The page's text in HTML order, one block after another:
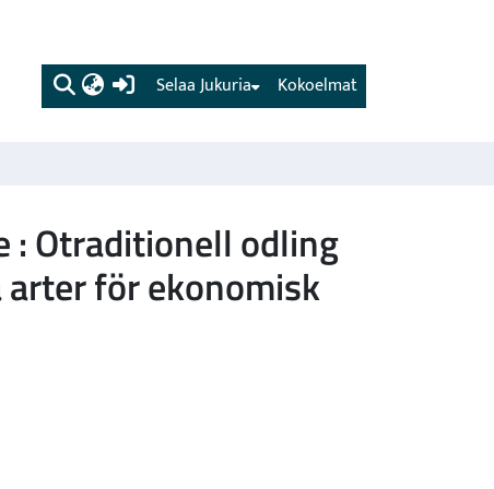
(current) Kokoelmat
Selaa Jukuria
: Otraditionell odling
för ekonomisk